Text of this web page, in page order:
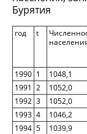
Бурятия
год t
1990 1 1048,1
1991 2 1052,0
1992 3 1052,0
1993 4 1046,2
1994 5 1039,9